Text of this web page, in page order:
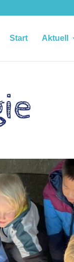
Start Aktuell